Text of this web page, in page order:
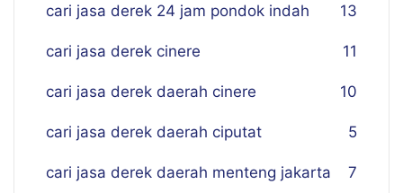
cari jasa derek 24 jam pondok indah 13
cari jasa derek cinere 11
cari jasa derek daerah cinere 10
cari jasa derek daerah ciputat 5
cari jasa derek daerah menteng jakarta 7